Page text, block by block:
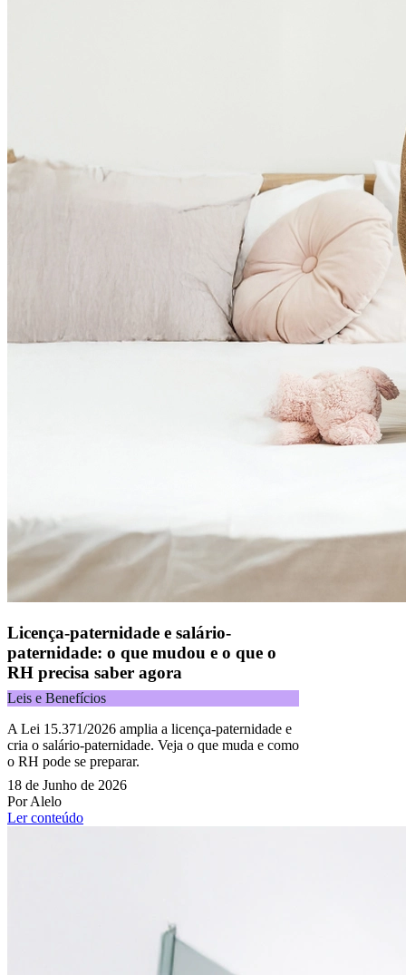
Licença-paternidade e salário-
paternidade: o que mudou e o que o
RH precisa saber agora
Leis e Benefícios
A Lei 15.371/2026 amplia a licença-paternidade e
cria o salário-paternidade. Veja o que muda e como
o RH pode se preparar.
18 de Junho de 2026
Por Alelo
Ler conteúdo